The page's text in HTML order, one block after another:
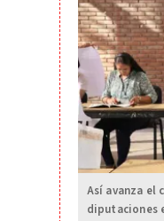
Así avanza el
diputaciones